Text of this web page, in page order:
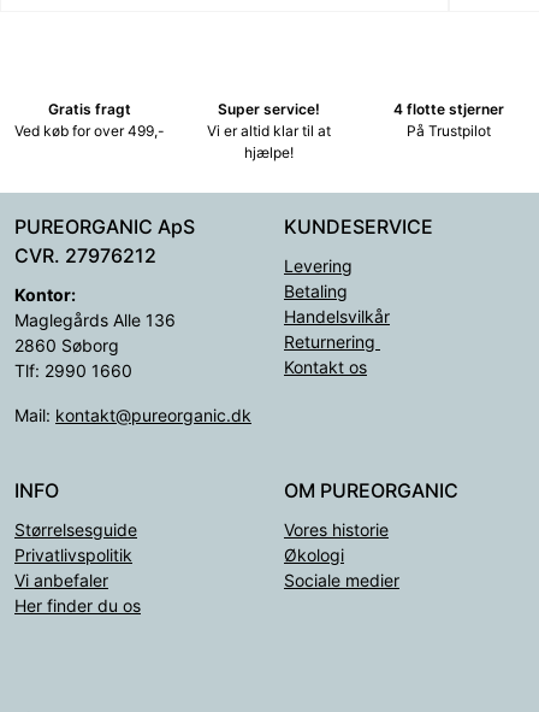
Gratis fragt
Ved køb for over 499,-
Super service!
Vi er altid klar til at
hjælpe!
4 flotte stjerner
På Trustpilot
PUREORGANIC ApS
CVR. 27976212
Kontor:
Maglegårds Alle 136
2860 Søborg
Tlf: 2990 1660
Mail: kontakt@pureorganic.dk
KUNDESERVICE
Levering
Betaling
Handelsvilkår
Returnering
Kontakt os
INFO
Størrelsesguide
Privatlivspolitik
Vi anbefaler
Her finder du os
OM PUREORGANIC
Vores historie
Økologi
Sociale medier